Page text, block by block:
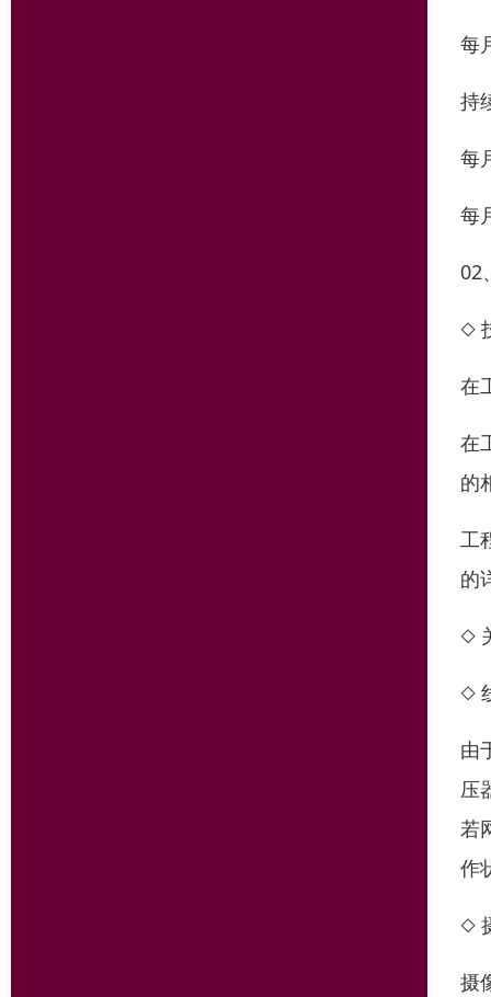
每
持
每
每
02
◇
在
在
的
工
的
◇
◇
由
压
若
作
◇
摄